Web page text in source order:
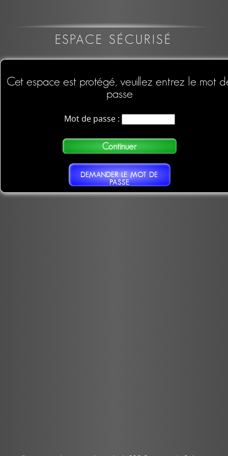
ESPACE SÉCURISÉ
Cet espace est protégé, veuillez entrez le mot
passe
Mot de passe :
DEMANDER LE MOT DE
PASSE